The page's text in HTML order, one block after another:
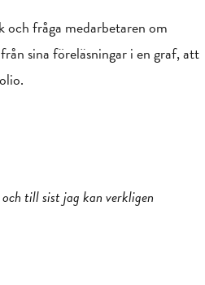
och fråga medarbetaren om
sina föreläsningar i en graf, att
till sist jag kan verkligen